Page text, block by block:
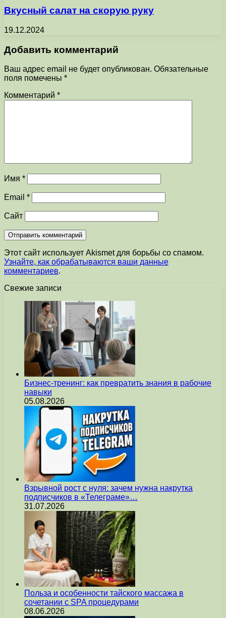
Вкусный салат на скорую руку
19.12.2024
Добавить комментарий
Ваш адрес email не будет опубликован. Обязательные
поля помечены *
Комментарий *
Имя *
Email *
Сайт
Этот сайт использует Akismet для борьбы со спамом.
Узнайте, как обрабатываются ваши данные
комментариев.
Свежие записи
Бизнес-тренинг: как превратить знания в рабочие
навыки
05.08.2026
Взрывной рост с нуля: зачем нужна накрутка
подписчиков в «Телеграме»…
31.07.2026
Польза и особенности тайского массажа в
сочетании с SPA процедурами
08.06.2026